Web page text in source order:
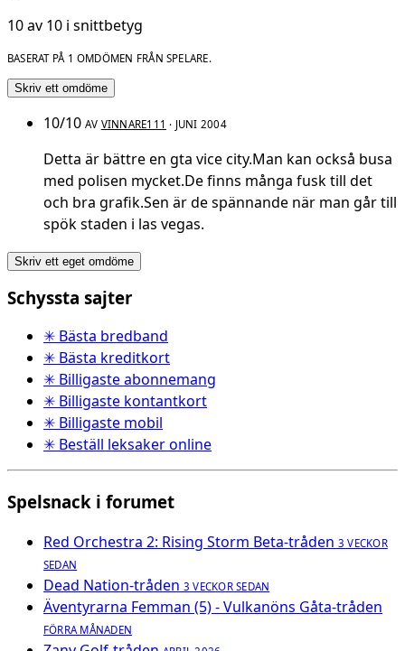
10 av 10 i snittbetyg
BASERAT PÅ 1 OMDÖMEN FRÅN SPELARE.
Skriv ett omdöme
10/10 AV VINNARE111 · JUNI 2004
Detta är bättre en gta vice city.Man kan också busa
med polisen mycket.De finns många fusk till det
och bra grafik.Sen är de spännande när man går till
spök staden i las vegas.
Skriv ett eget omdöme
Schyssta sajter
✳ Bästa bredband
✳ Bästa kreditkort
✳ Billigaste abonnemang
✳ Billigaste kontantkort
✳ Billigaste mobil
✳ Beställ leksaker online
Spelsnack i forumet
Red Orchestra 2: Rising Storm Beta-tråden 3 VECKOR
SEDAN
Dead Nation-tråden 3 VECKOR SEDAN
Äventyrarna Femman (5) - Vulkanöns Gåta-tråden
FÖRRA MÅNADEN